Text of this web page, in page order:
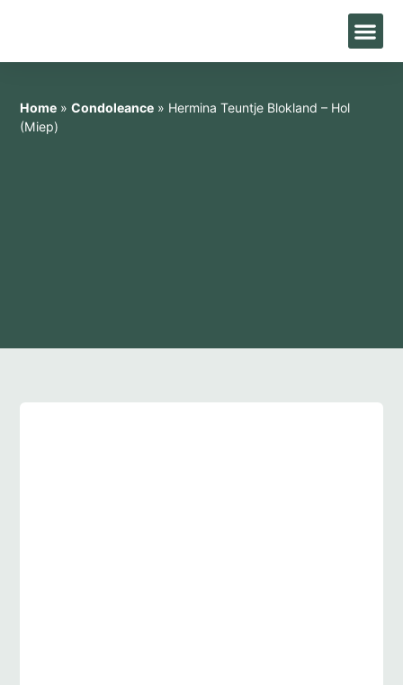
Home »Condoleance » Hermina Teuntje Blokland – Hol
(Miep)